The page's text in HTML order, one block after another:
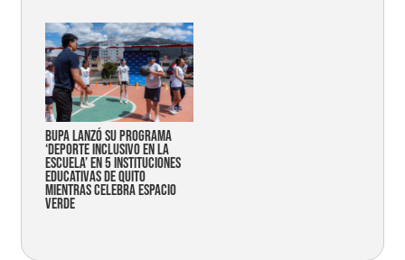
Bupa lanzó su programa
‘Deporte Inclusivo en la
Escuela’ en 5 instituciones
educativas de Quito
mientras celebra espacio
verde